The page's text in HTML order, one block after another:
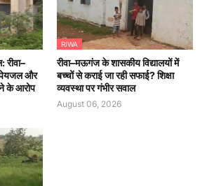
रीवा–
पेयजल और
के आरोप
RIWA
रीवा–मऊगंज के शासकीय विद्यालयों में
बच्चों से कराई जा रही सफाई? शिक्षा
व्यवस्था पर गंभीर सवाल
August 06, 2026